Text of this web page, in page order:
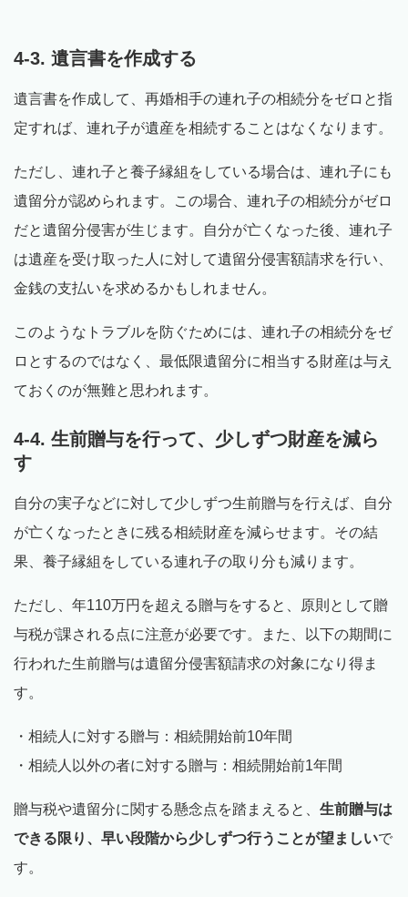
4-3. 遺言書を作成する
遺言書を作成して、再婚相手の連れ子の相続分をゼロと指
定すれば、連れ子が遺産を相続することはなくなります。
ただし、連れ子と養子縁組をしている場合は、連れ子にも
遺留分が認められます。この場合、連れ子の相続分がゼロ
だと遺留分侵害が生じます。自分が亡くなった後、連れ子
は遺産を受け取った人に対して遺留分侵害額請求を行い、
金銭の支払いを求めるかもしれません。
このようなトラブルを防ぐためには、連れ子の相続分をゼ
ロとするのではなく、最低限遺留分に相当する財産は与え
ておくのが無難と思われます。
4-4. 生前贈与を行って、少しずつ財産を減ら
す
自分の実子などに対して少しずつ生前贈与を行えば、自分
が亡くなったときに残る相続財産を減らせます。その結
果、養子縁組をしている連れ子の取り分も減ります。
ただし、年110万円を超える贈与をすると、原則として贈
与税が課される点に注意が必要です。また、以下の期間に
行われた生前贈与は遺留分侵害額請求の対象になり得ま
す。
・相続人に対する贈与：相続開始前10年間
・相続人以外の者に対する贈与：相続開始前1年間
贈与税や遺留分に関する懸念点を踏まえると、 生前贈与は
できる限り、早い段階から少しずつ行うことが望ましいで
す。